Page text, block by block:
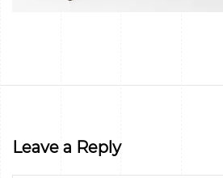
Leave a Reply